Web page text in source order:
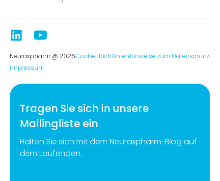
Neuraxpharm @ 2026Cookie-RichtlinienHinweise zum Datenschutz
Impressum
Tragen Sie sich in unsere
Mailingliste ein
Halten Sie sich mit dem Neuraxpharm-Blog auf
dem Laufenden.